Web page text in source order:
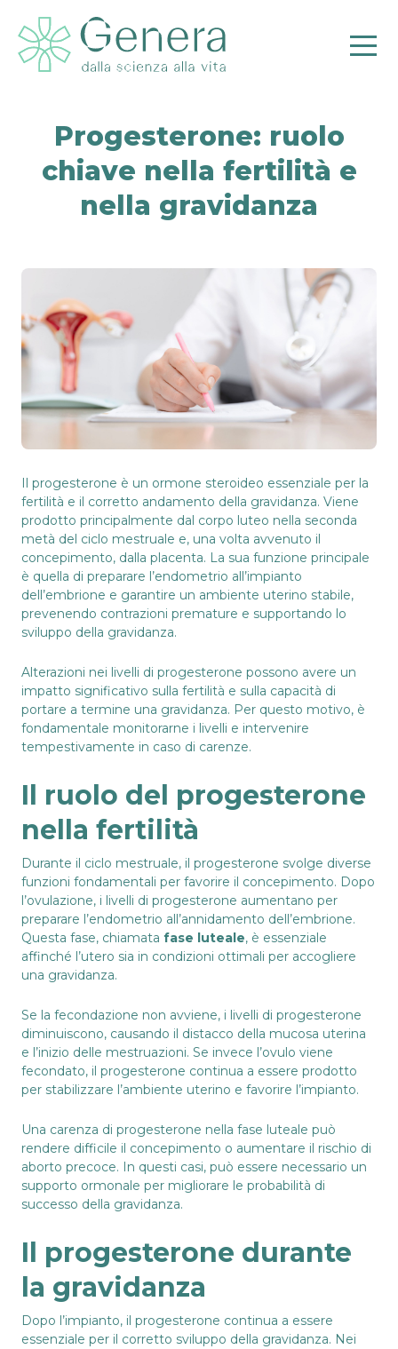
Progesterone: ruolo
chiave nella fertilità e
nella gravidanza
Il progesterone è un ormone steroideo essenziale per la
fertilità e il corretto andamento della gravidanza. Viene
prodotto principalmente dal corpo luteo nella seconda
metà del ciclo mestruale e, una volta avvenuto il
concepimento, dalla placenta. La sua funzione principale
è quella di preparare l’endometrio all’impianto
dell’embrione e garantire un ambiente uterino stabile,
prevenendo contrazioni premature e supportando lo
sviluppo della gravidanza.
Alterazioni nei livelli di progesterone possono avere un
impatto significativo sulla fertilità e sulla capacità di
portare a termine una gravidanza. Per questo motivo, è
fondamentale monitorarne i livelli e intervenire
tempestivamente in caso di carenze.
Il ruolo del progesterone
nella fertilità
Durante il ciclo mestruale, il progesterone svolge diverse
funzioni fondamentali per favorire il concepimento. Dopo
l’ovulazione, i livelli di progesterone aumentano per
preparare l’endometrio all’annidamento dell’embrione.
Questa fase, chiamata fase luteale, è essenziale
affinché l’utero sia in condizioni ottimali per accogliere
una gravidanza.
Se la fecondazione non avviene, i livelli di progesterone
diminuiscono, causando il distacco della mucosa uterina
e l’inizio delle mestruazioni. Se invece l’ovulo viene
fecondato, il progesterone continua a essere prodotto
per stabilizzare l’ambiente uterino e favorire l’impianto.
Una carenza di progesterone nella fase luteale può
rendere difficile il concepimento o aumentare il rischio di
aborto precoce. In questi casi, può essere necessario un
supporto ormonale per migliorare le probabilità di
successo della gravidanza.
Il progesterone durante
la gravidanza
Dopo l’impianto, il progesterone continua a essere
essenziale per il corretto sviluppo della gravidanza. Nei